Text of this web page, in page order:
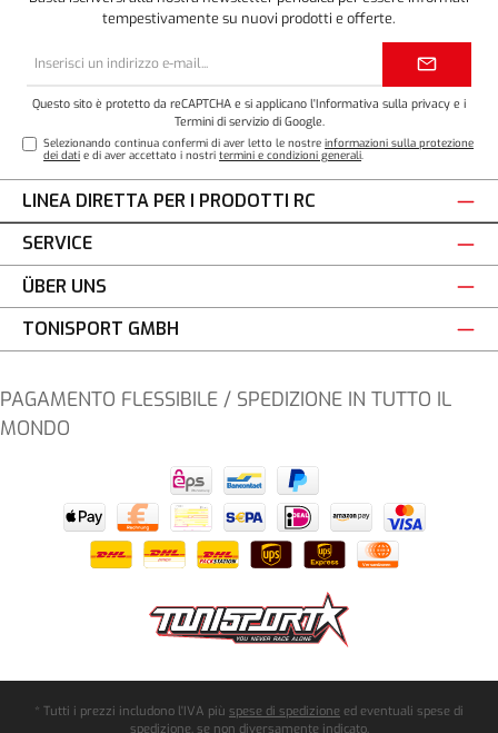
tempestivamente su nuovi prodotti e offerte.
e-
Questo sito è protetto da reCAPTCHA e si applicano l'Informativa sulla privacy e i
Termini di serviziodi Google.
Selezionando continua confermi di aver letto le nostreinformazioni sulla protezione
dei dati e di aver accettato i nostritermini e condizioni generali.
LINEA DIRETTA PER I PRODOTTI RC
SERVICE
ÜBER UNS
TONISPORT GMBH
PAGAMENTO FLESSIBILE / SPEDIZIONE IN TUTTO IL
MONDO
* Tutti i prezzi includono l'IVA più spese di spedizione ed eventuali spese di
spedizione, se non diversamente indicato.